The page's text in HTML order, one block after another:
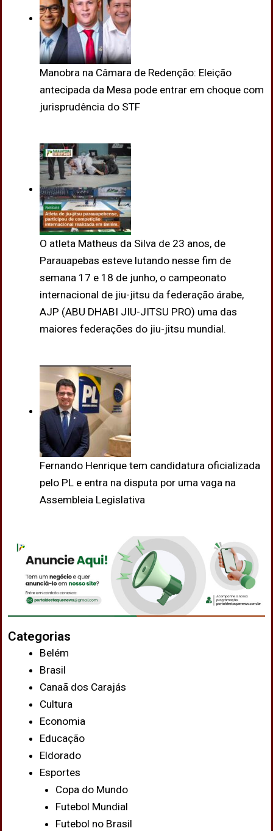
Manobra na Câmara de Redenção: Eleição
antecipada da Mesa pode entrar em choque com
jurisprudência do STF
O atleta Matheus da Silva de 23 anos, de
Parauapebas esteve lutando nesse fim de
semana 17 e 18 de junho, o campeonato
internacional de jiu-jitsu da federação árabe,
AJP (ABU DHABI JIU-JITSU PRO) uma das
maiores federações do jiu-jitsu mundial.
Fernando Henrique tem candidatura oficializada
pelo PL e entra na disputa por uma vaga na
Assembleia Legislativa
Categorias
Belém
Brasil
Canaã dos Carajás
Cultura
Economia
Educação
Eldorado
Esportes
Copa do Mundo
Futebol Mundial
Futebol no Brasil